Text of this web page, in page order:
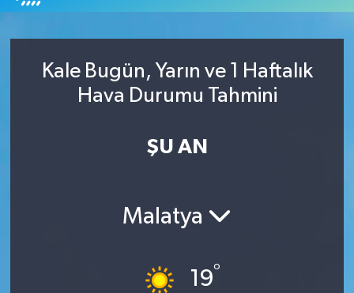
Kale Bugün, Yarın ve 1 Haftalık
Hava Durumu Tahmini
ŞU AN
Malatya
19°
Son Dakika Haberleri